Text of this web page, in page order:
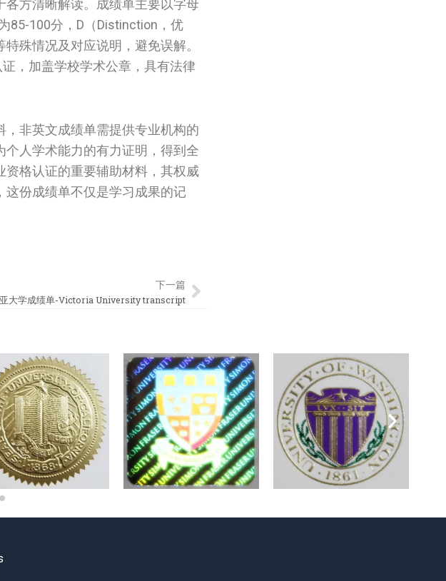
方清晰解读。成绩单主要以字母
85-100分，D（Distinction，优
殊情况及对应说明，避免误解。
，加盖学校学术公章，具有法律
非英文成绩单需提供专业机构的
人学术能力的有力证明，得到全
格认证的重要辅助材料，其权威
份成绩单不仅是学习成果的记
下一篇
大学成绩单-Victoria University transcript